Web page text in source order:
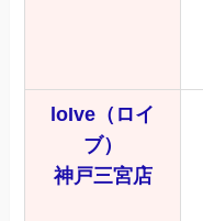
loIve（ロイ
ブ）
神戸三宮店